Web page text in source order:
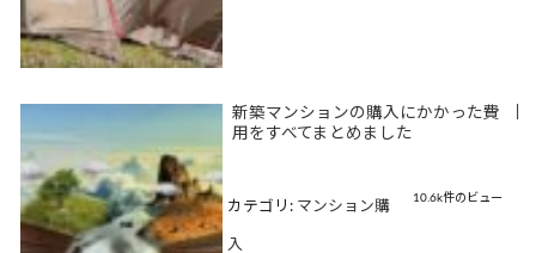
新築マンションの購入にかかった費
用をすべてまとめました
10.6k件のビュー
カテゴリ: マンション購
入